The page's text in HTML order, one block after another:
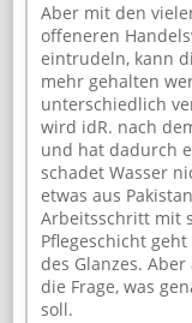
Aber mit den
offeneren
eintrudeln, kann
mehr gehalten
unterschiedlich
wird idR. nach
und hat dadurch
schadet Wasser
etwas aus
Arbeitsschritt mit
Pflegeschicht
des Glanzes.
die Frage, was
soll.